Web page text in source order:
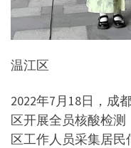
温江区
2022年7月18日，成
区开展全员核酸检
区工作人员采集居民